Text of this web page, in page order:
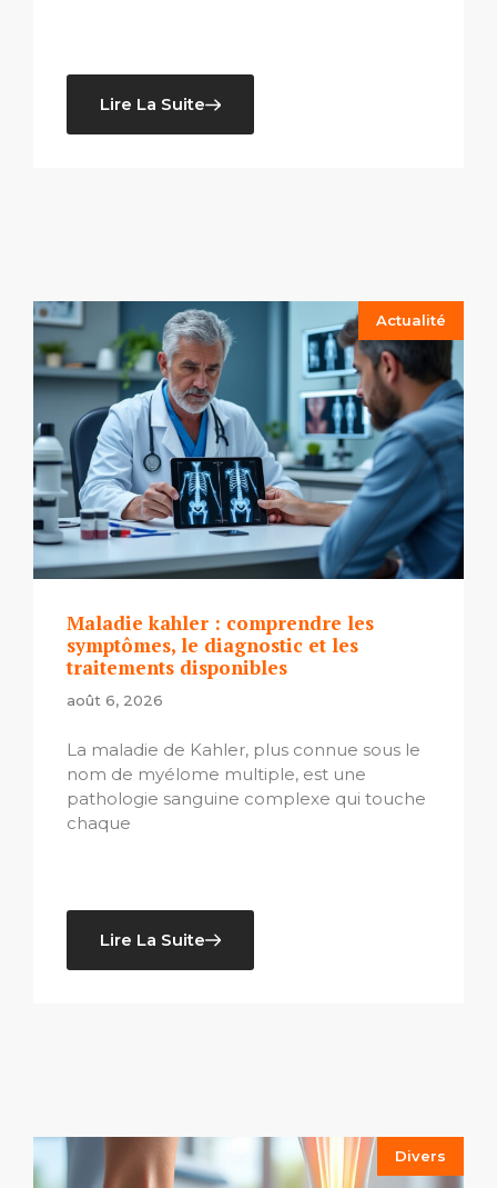
Lire La Suite
Actualité
Maladie kahler : comprendre les
symptômes, le diagnostic et les
traitements disponibles
août 6, 2026
La maladie de Kahler, plus connue sous le
nom de myélome multiple, est une
pathologie sanguine complexe qui touche
chaque
Lire La Suite
Divers